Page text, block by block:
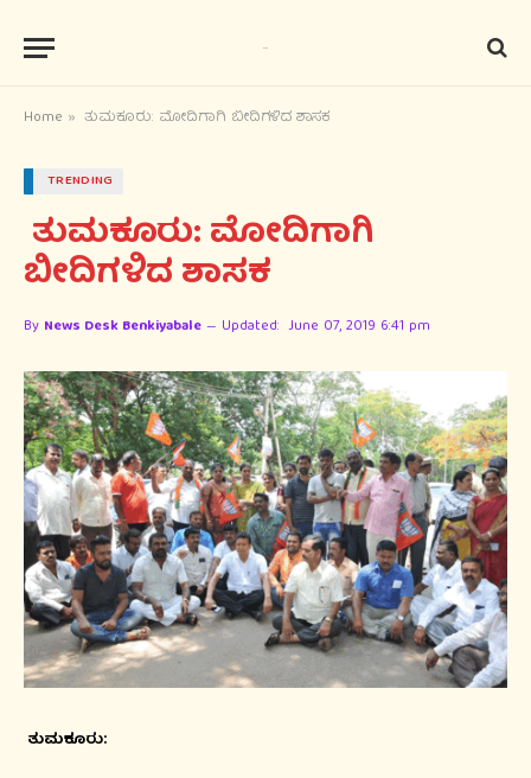
Home » ತುಮಕೂರು: ಮೋದಿಗಾಗಿ ಬೀದಿಗಳಿದ ಶಾಸಕ
TRENDING
ತುಮಕೂರು: ಮೋದಿಗಾಗಿ
ಬೀದಿಗಳಿದ ಶಾಸಕ
By News Desk Benkiyabale Updated: June 07, 2019 6:41 pm
ತುಮಕೂರು: